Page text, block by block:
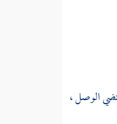
تقتضي الوصل ،